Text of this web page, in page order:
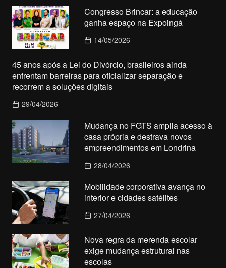
Congresso Brincar: a educação
ganha espaço na Expoingá
14/05/2026
45 anos após a Lei do Divórcio, brasileiros ainda
enfrentam barreiras para oficializar separação e
recorrem a soluções digitais
29/04/2026
Mudança no FGTS amplia acesso à
casa própria e destrava novos
empreendimentos em Londrina
28/04/2026
Mobilidade corporativa avança no
interior e cidades satélites
27/04/2026
Nova regra da merenda escolar
exige mudança estrutural nas
escolas